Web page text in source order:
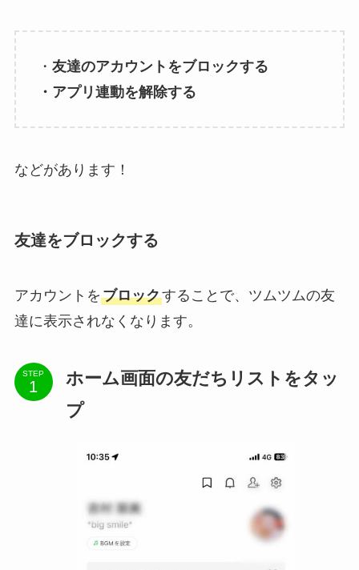
・ 友達のアカウントをブロックする
・アプリ連動を解除する
などがあります！
友達をブロックする
アカウントをブロックすることで、ツムツムの友
達に表示されなくなります。
STEP
ホーム画面の友だちリストをタッ
プ